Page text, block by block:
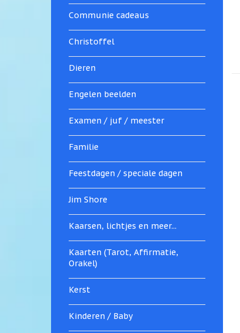
Communie cadeaus
Christoffel
Dieren
Engelen beelden
Examen / juf / meester
Familie
Feestdagen / speciale dagen
Jim Shore
Kaarsen, lichtjes en meer...
Kaarten (Tarot, Affirmatie,
Orakel)
Kerst
Kinderen / Baby